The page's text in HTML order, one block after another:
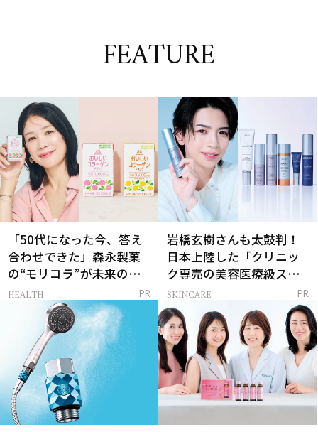
FEATURE
「50代になった今、答え
合わせできた」森永製菓
の“モリコラ”が未来のキ
レイを連れてくる！
HEALTH PR
岩橋玄樹さんも太鼓判！
日本上陸した「クリニッ
ク専売の美容医療級スキ
ンケア」
SKINCARE PR